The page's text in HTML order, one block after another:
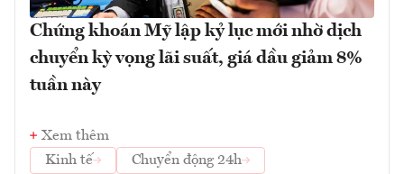
Chứng khoán Mỹ lập kỷ lục mới nhờ dịch
chuyển kỳ vọng lãi suất, giá dầu giảm 8%
tuần này
Xem thêm
Kinh tế
Chuyển động 24h